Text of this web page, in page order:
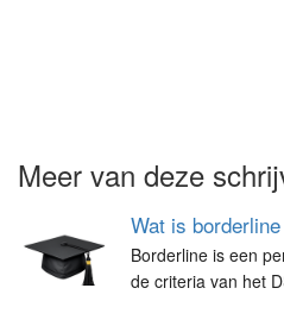
Meer van deze
Wat is borderline
Borderline is een
de criteria van het